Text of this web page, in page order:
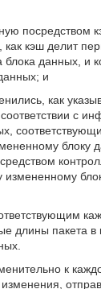
посредством
кэш делит
данных, и
и
как
с
блоку
длины пакета
к